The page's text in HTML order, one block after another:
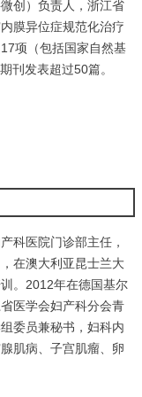
创）负责人，浙江省
膜异位症规范化治疗
项（包括国家自然基
刊发表超过50篇。
科医院门诊部主任，
在澳大利亚昆士兰大
。2012年在德国基尔
医学会妇产科分会青
委员兼秘书，妇科内
肌病、子宫肌瘤、卵